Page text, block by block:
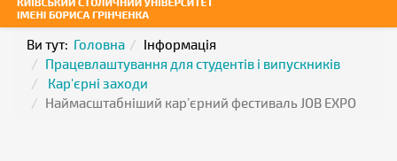
Ви тут: Головна
Інформація
Працевлаштування для студентів і випускників
Кар'єрні заходи
Наймасштабніший карʼєрний фестиваль JOB EXPO